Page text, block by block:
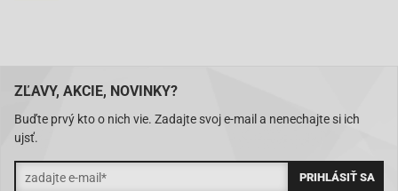
ZĽAVY, AKCIE, NOVINKY?
Buďte prvý kto o nich vie. Zadajte svoj e-mail a nenechajte si ich
ujsť.